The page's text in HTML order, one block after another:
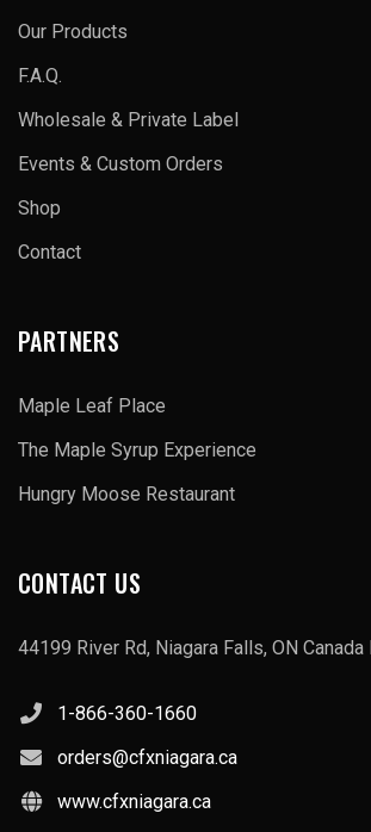
Our Products
F.A.Q.
Wholesale & Private Label
Events & Custom Orders
Shop
Contact
PARTNERS
Maple Leaf Place
The Maple Syrup Experience
Hungry Moose Restaurant
CONTACT US
44199 River Rd, Niagara Falls, ON Canada
1-866-360-1660
orders@cfxniagara.ca
www.cfxniagara.ca